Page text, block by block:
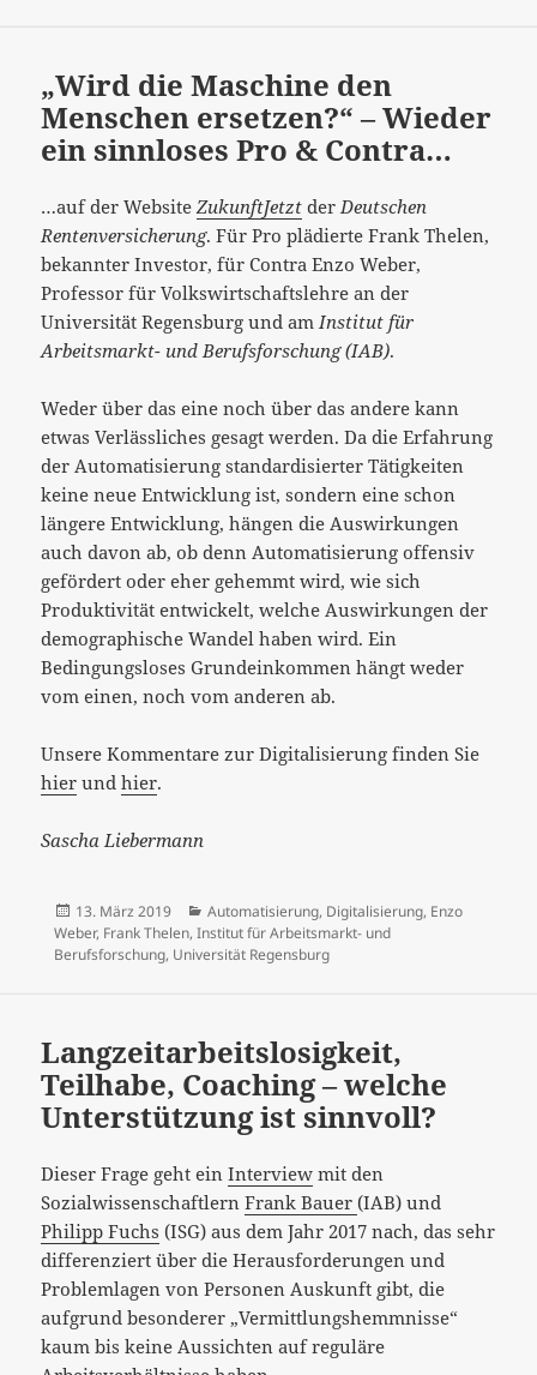
„Wird die Maschine den
Menschen ersetzen?“ – Wieder
ein sinnloses Pro & Contra…
…auf der WebsiteZukunftJetzt derDeutschen
Rentenversicherung. Für Pro plädierte Frank Thelen,
bekannter Investor, für Contra Enzo Weber,
Professor für Volkswirtschaftslehre an der
Universität Regensburg und amInstitut für
Arbeitsmarkt- und Berufsforschung (IAB).
Weder über das eine noch über das andere kann
etwas Verlässliches gesagt werden. Da die Erfahrung
der Automatisierung standardisierter Tätigkeiten
keine neue Entwicklung ist, sondern eine schon
längere Entwicklung, hängen die Auswirkungen
auch davon ab, ob denn Automatisierung offensiv
gefördert oder eher gehemmt wird, wie sich
Produktivität entwickelt, welche Auswirkungen der
demographische Wandel haben wird. Ein
Bedingungsloses Grundeinkommen hängt weder
vom einen, noch vom anderen ab.
Unsere Kommentare zur Digitalisierung finden Sie
hier undhier.
Sascha Liebermann
Veröffentlicht
am
13. März 2019 Kategorien
Automatisierung, Digitalisierung, Enzo
Weber, Frank Thelen, Institut für Arbeitsmarkt- und
Berufsforschung, Universität Regensburg
Langzeitarbeitslosigkeit,
Teilhabe, Coaching – welche
Unterstützung ist sinnvoll?
Dieser Frage geht einInterview mit den
SozialwissenschaftlernFrank Bauer(IAB) und
Philipp Fuchs (ISG) aus dem Jahr 2017 nach, das sehr
differenziert über die Herausforderungen und
Problemlagen von Personen Auskunft gibt, die
aufgrund besonderer „Vermittlungshemmnisse“
kaum bis keine Aussichten auf reguläre